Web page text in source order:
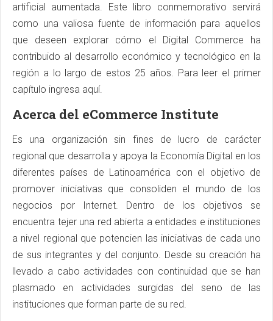
artificial aumentada. Este libro conmemorativo servirá
como una valiosa fuente de información para aquellos
que deseen explorar cómo el Digital Commerce ha
contribuido al desarrollo económico y tecnológico en la
región a lo largo de estos 25 años. Para leer el primer
capítulo ingresa aquí.
Acerca del eCommerce Institute
Es una organización sin fines de lucro de carácter
regional que desarrolla y apoya la Economía Digital en los
diferentes países de Latinoamérica con el objetivo de
promover iniciativas que consoliden el mundo de los
negocios por Internet. Dentro de los objetivos se
encuentra tejer una red abierta a entidades e instituciones
a nivel regional que potencien las iniciativas de cada uno
de sus integrantes y del conjunto. Desde su creación ha
llevado a cabo actividades con continuidad que se han
plasmado en actividades surgidas del seno de las
instituciones que forman parte de su red.